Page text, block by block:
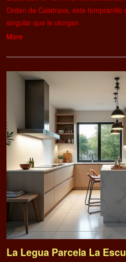
Orden de Calatrava, este
singular que le otorgan
More
La Legua Parcela La